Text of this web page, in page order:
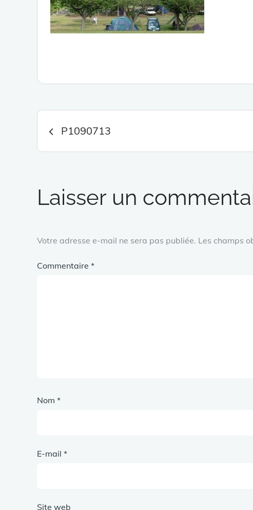
Navigation
de
l’article
P1090713
Laisser un
Votre adresse e-mail ne sera pas publiée. Les champs
Commentaire *
Nom *
E-mail *
Site web